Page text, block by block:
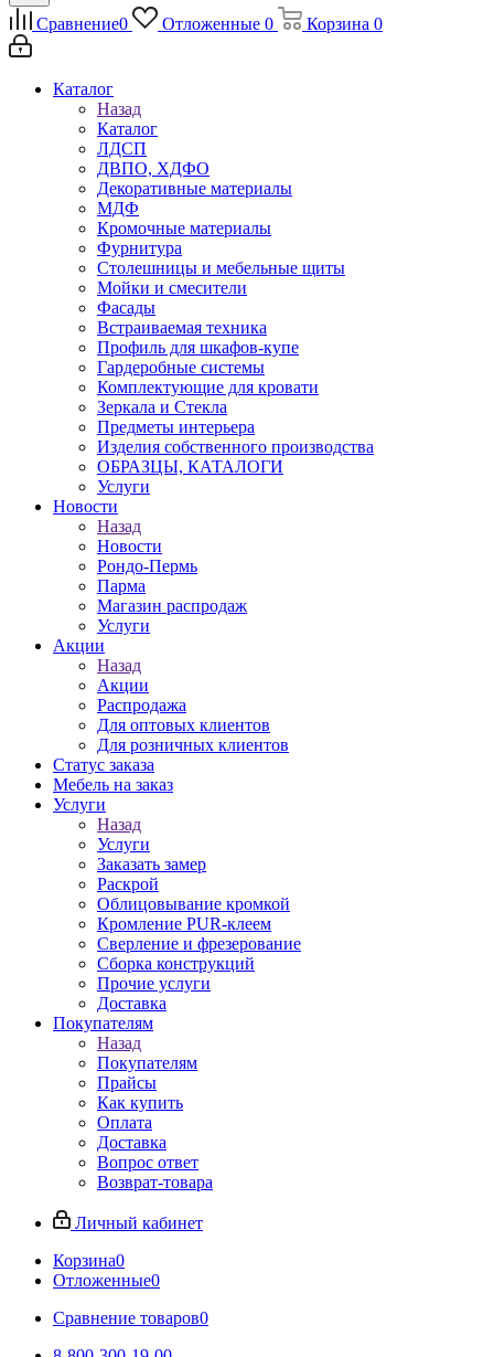
Сравнение0 Отложенные 0 Корзина 0
Каталог
Назад
Каталог
ЛДСП
ДВПО, ХДФО
Декоративные материалы
МДФ
Кромочные материалы
Фурнитура
Столешницы и мебельные щиты
Мойки и смесители
Фасады
Встраиваемая техника
Профиль для шкафов-купе
Гардеробные системы
Комплектующие для кровати
Зеркала и Стекла
Предметы интерьера
Изделия собственного производства
ОБРАЗЦЫ, КАТАЛОГИ
Услуги
Новости
Назад
Новости
Рондо-Пермь
Парма
Магазин распродаж
Услуги
Акции
Назад
Акции
Распродажа
Для оптовых клиентов
Для розничных клиентов
Статус заказа
Мебель на заказ
Услуги
Назад
Услуги
Заказать замер
Раскрой
Облицовывание кромкой
Кромление PUR-клеем
Сверление и фрезерование
Сборка конструкций
Прочие услуги
Доставка
Покупателям
Назад
Покупателям
Прайсы
Как купить
Оплата
Доставка
Вопрос ответ
Возврат-товара
Личный кабинет
Корзина0
Отложенные0
Сравнение товаров0